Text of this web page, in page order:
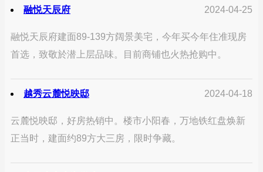
融悦天辰府 2024-04-25
融悦天辰府建面89-139方阔景美宅，今年买今年住准现房
首选，致敬於潜上层品味。目前商铺也火热抢购中。
越秀云麓悦映邸 2024-04-18
云麓悦映邸，好房热销中。楼市小阳春，万地铁红盘焕新
正当时，建面约89方大三房，限时争藏。